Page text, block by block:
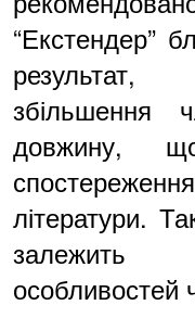
“Екстендер”
довжину,
літератури.
залежить
особливостей